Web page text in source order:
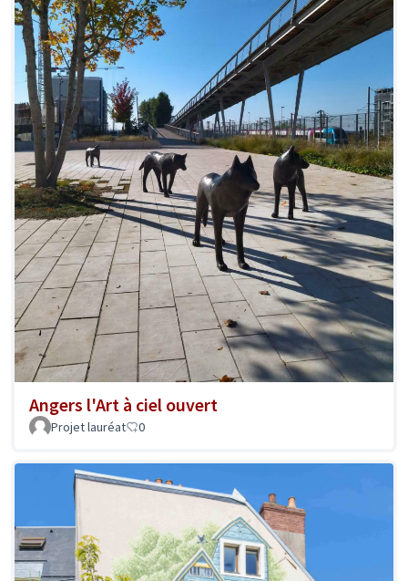
Angers l'Art à ciel ouvert
Projet lauréat 0